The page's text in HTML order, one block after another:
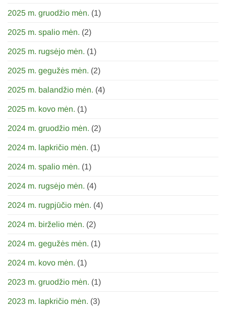
2025 m. gruodžio mėn. (1)
2025 m. spalio mėn. (2)
2025 m. rugsėjo mėn. (1)
2025 m. gegužės mėn. (2)
2025 m. balandžio mėn. (4)
2025 m. kovo mėn. (1)
2024 m. gruodžio mėn. (2)
2024 m. lapkričio mėn. (1)
2024 m. spalio mėn. (1)
2024 m. rugsėjo mėn. (4)
2024 m. rugpjūčio mėn. (4)
2024 m. birželio mėn. (2)
2024 m. gegužės mėn. (1)
2024 m. kovo mėn. (1)
2023 m. gruodžio mėn. (1)
2023 m. lapkričio mėn. (3)